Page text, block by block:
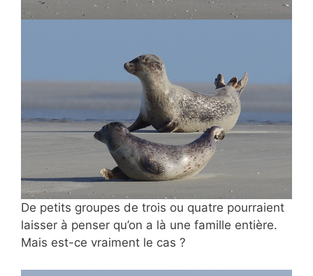
De petits groupes de trois ou quatre pourraient
laisser à penser qu’on a là une famille entière.
Mais est-ce vraiment le cas ?